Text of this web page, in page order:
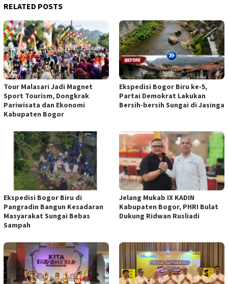
RELATED POSTS
Tour Malasari Jadi Magnet
Sport Tourism, Dongkrak
Pariwisata dan Ekonomi
Kabupaten Bogor
Ekspedisi Bogor Biru ke-5,
Partai Demokrat Lakukan
Bersih-bersih Sungai di Jasinga
Ekspedisi Bogor Biru di
Pangradin Bangun Kesadaran
Masyarakat Sungai Bebas
Sampah
Jelang Mukab IX KADIN
Kabupaten Bogor, PHRI Bulat
Dukung Ridwan Rusliadi